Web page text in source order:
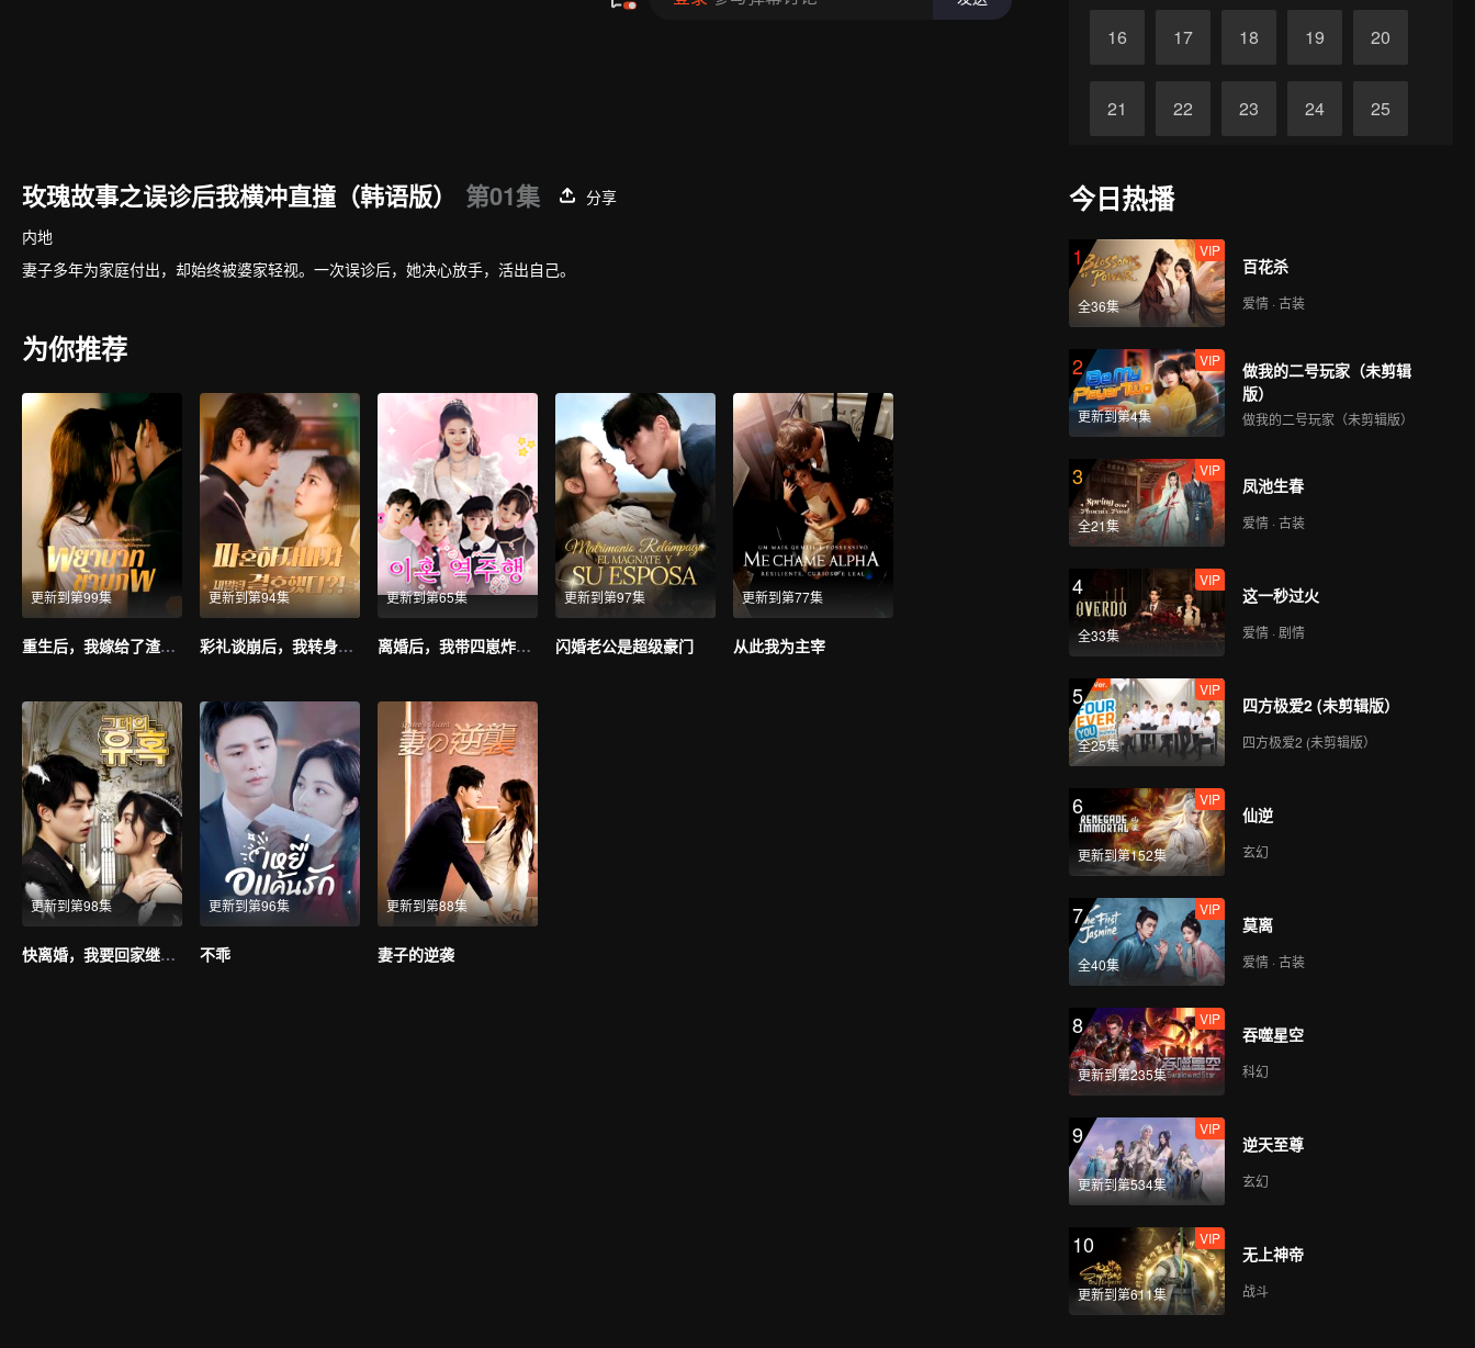
16 17 18 19 20
21 22 23 24 25
27
玫瑰故事之误诊后我横冲直撞（韩语版） 第01集
分享
内地
妻子多年为家庭付出，却始终被婆家轻视。一次误诊后，她决心放手，活出自己。
为你推荐
更新到第99集
重生后，我嫁给了渣男的死对头
更新到第94集
彩礼谈崩后，我转身和千亿首富领证（韩语版）
更新到第65集
离婚后，我带四崽炸翻前夫家（韩语版）
更新到第97集
闪婚老公是超级豪门
更新到第77集
从此我为主宰
更新到第98集
快离婚，我要回家继承亿万家产（韩语版）
更新到第96集
不乖
更新到第88集
妻子的逆袭
今日热播
1
全36集
VIP
百花杀
爱情 · 古装
2
更新到第4集
VIP
做我的二号玩家（未剪辑
版）
做我的二号玩家（未剪辑版）
3
全21集
VIP
凤池生春
爱情 · 古装
4
全33集
VIP
这一秒过火
爱情 · 剧情
5
全25集
VIP
四方极爱2 (未剪辑版）
四方极爱2 (未剪辑版）
6
更新到第152集
VIP
仙逆
玄幻
7
全40集
VIP
莫离
爱情 · 古装
8
更新到第235集
VIP
吞噬星空
科幻
9
更新到第534集
VIP
逆天至尊
玄幻
10
更新到第611集
VIP
无上神帝
战斗